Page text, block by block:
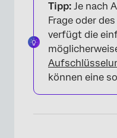
Tipp: Je nach
Frage oder
verfügt die
können eine